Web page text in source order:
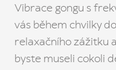
Vibrace gongu s
vás během chvilky
relaxačního zážitku
byste museli cokoli